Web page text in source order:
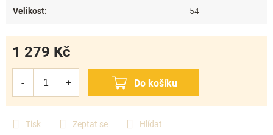
Tisk Zeptat se Hlídat
1 279 Kč
Velikost: 54